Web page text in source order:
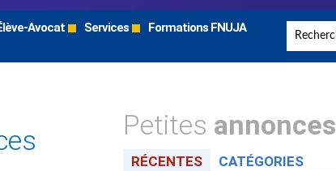
Avocat Services
Formations FNUJA
Petites annonces
RÉCENTES CATÉGORIES